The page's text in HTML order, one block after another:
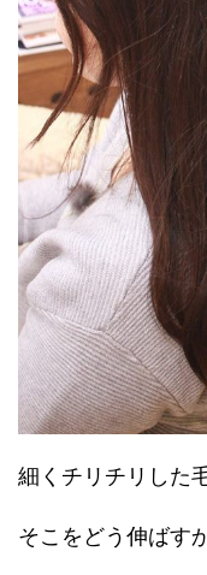
細くチリチリした
そこをどう伸ばす